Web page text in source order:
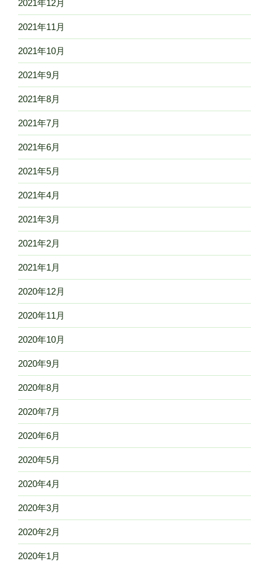
2021年12月
2021年11月
2021年10月
2021年9月
2021年8月
2021年7月
2021年6月
2021年5月
2021年4月
2021年3月
2021年2月
2021年1月
2020年12月
2020年11月
2020年10月
2020年9月
2020年8月
2020年7月
2020年6月
2020年5月
2020年4月
2020年3月
2020年2月
2020年1月